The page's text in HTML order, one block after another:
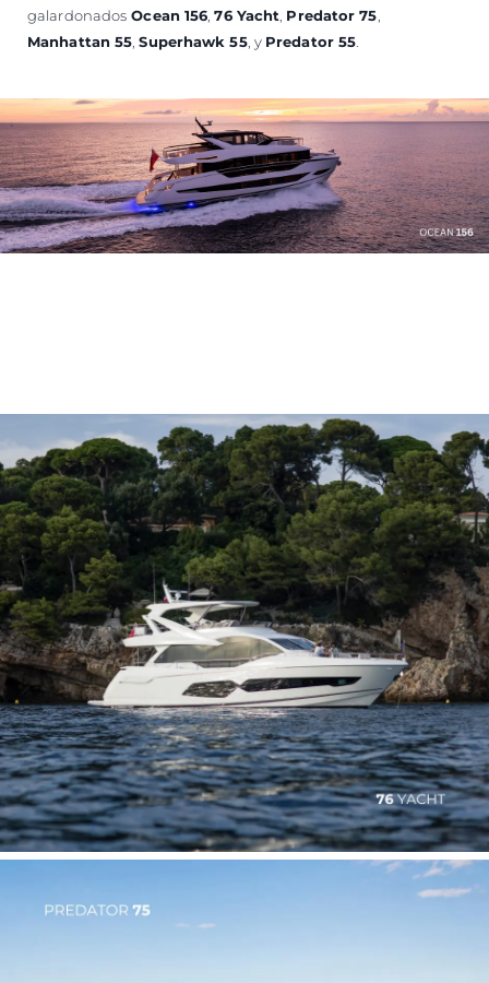
galardonados Ocean 156,76 Yacht, Predator 75,
Manhattan 55,Superhawk 55, y Predator 55.